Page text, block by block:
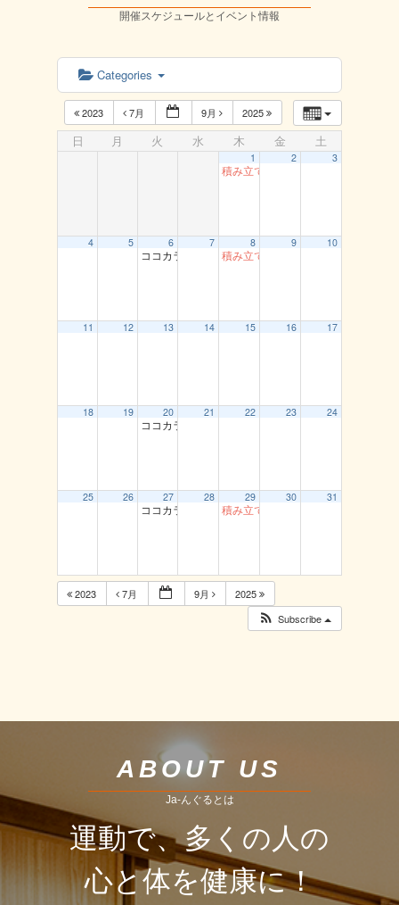
開催スケジュールとイベント情報
Categories
2023 7月 9月 2025
日 月 火 水 木 金 土
1
積み立て貯筋運動 とまり
2 3
4 5 6
ココカラ運動教室（龍鳳閣）
7 8
積み立て貯筋運動 とまり
9 10
11 12 13 14 15 16 17
18 19 20
ココカラ運動教室（龍鳳閣）
21 22 23 24
25 26 27
ココカラ運動教室（龍鳳閣）
28 29
積み立て貯筋運動 とまり
30 31
2023 7月 9月
2025
Subscribe
ABOUT US
Ja-んぐるとは
運動で、多くの人の
心と体を健康に！